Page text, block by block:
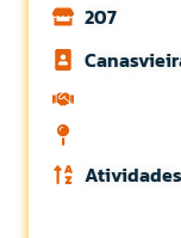
207